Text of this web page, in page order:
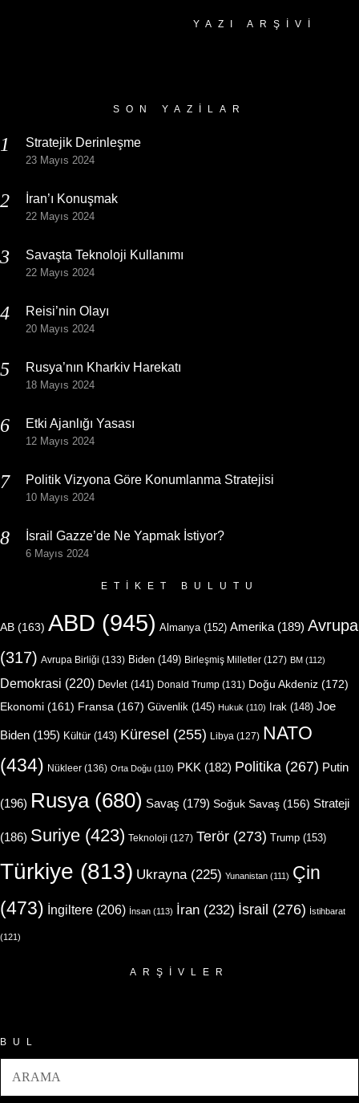
YAZI ARŞIVI
SON YAZILAR
Stratejik Derinleşme
23 Mayıs 2024
İran’ı Konuşmak
22 Mayıs 2024
Savaşta Teknoloji Kullanımı
22 Mayıs 2024
Reisi’nin Olayı
20 Mayıs 2024
Rusya’nın Kharkiv Harekatı
18 Mayıs 2024
Etki Ajanlığı Yasası
12 Mayıs 2024
Politik Vizyona Göre Konumlanma Stratejisi
10 Mayıs 2024
İsrail Gazze’de Ne Yapmak İstiyor?
6 Mayıs 2024
ETIKET BULUTU
AB (163) ABD (945) Almanya (152) Amerika (189) Avrupa
(317) Avrupa Birliği (133) Biden (149) Birleşmiş Milletler (127) BM (112)
Demokrasi (220) Devlet (141) Donald Trump (131) Doğu Akdeniz (172)
Ekonomi (161) Fransa (167) Güvenlik (145) Hukuk (110) Irak (148) Joe
Biden (195) Kültür(143) Küresel (255) Libya (127) NATO
(434) Nükleer (136) Orta Doğu (110) PKK (182) Politika (267) Putin
(196) Rusya(680) Savaş (179) Soğuk Savaş (156) Strateji
(186) Suriye (423) Teknoloji (127) Terör (273) Trump (153)
Türkiye (813) Ukrayna(225) Yunanistan (111) Çin
(473) İngiltere (206) İnsan (113) İran (232) İsrail (276) İstihbarat
(121)
ARŞIVLER
BUL